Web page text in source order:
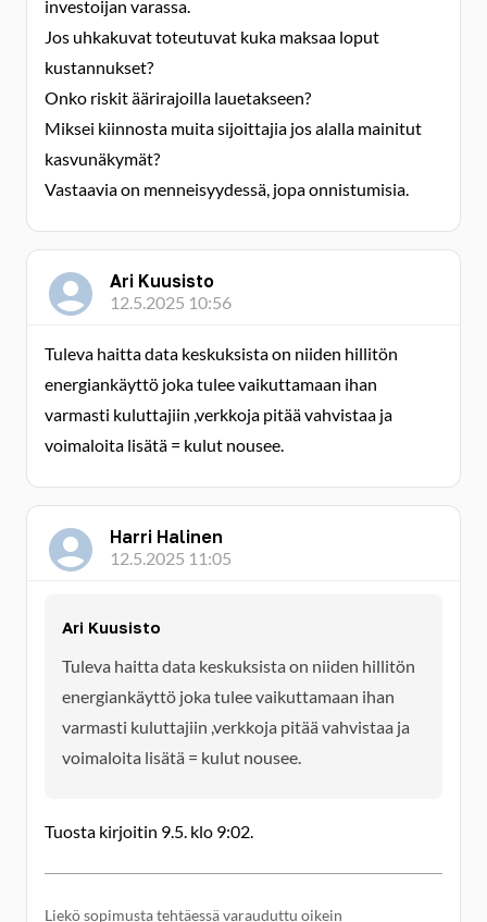
investoijan varassa.
Jos uhkakuvat toteutuvat kuka maksaa loput
kustannukset?
Onko riskit äärirajoilla lauetakseen?
Miksei kiinnosta muita sijoittajia jos alalla mainitut
kasvunäkymät?
Vastaavia on menneisyydessä, jopa onnistumisia.
Ari Kuusisto
12.5.2025 10:56
Tuleva haitta data keskuksista on niiden hillitön
energiankäyttö joka tulee vaikuttamaan ihan
varmasti kuluttajiin ,verkkoja pitää vahvistaa ja
voimaloita lisätä = kulut nousee.
Harri Halinen
12.5.2025 11:05
Ari Kuusisto
Tuleva haitta data keskuksista on niiden hillitön
energiankäyttö joka tulee vaikuttamaan ihan
varmasti kuluttajiin ,verkkoja pitää vahvistaa ja
voimaloita lisätä = kulut nousee.
Tuosta kirjoitin 9.5. klo 9:02.
Liekö sopimusta tehtäessä varauduttu oikein